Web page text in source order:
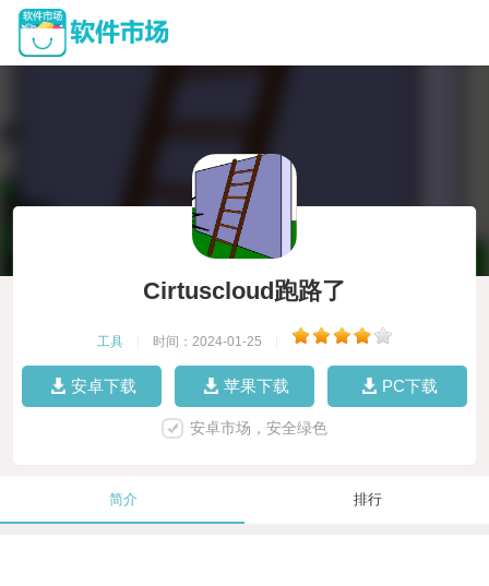
Cirtuscloud跑路了
工具 时间：2024-01-25
安卓下载 苹果下载 PC下载
安卓市场，安全绿色
简介 排行